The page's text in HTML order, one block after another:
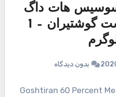
هات داگ
60 درصد گوشت گوشتیران – 1
بدون دیدگاه
Goshtiran 60 Percent